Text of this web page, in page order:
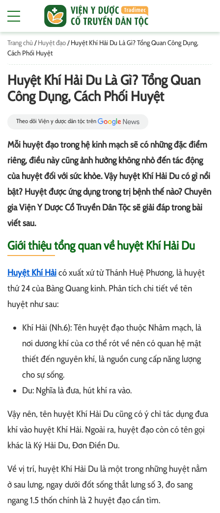
Trang chủ /Huyệt đạo/Huyệt Khí Hải Du Là Gì? Tổng Quan Công Dụng,
Cách Phối Huyệt
Huyệt Khí Hải Du Là Gì? Tổng Quan
Công Dụng, Cách Phối Huyệt
Theo dõi Viện y dược dân tộc trên
Mỗi huyệt đạo trong hệ kinh mạch sẽ có những đặc điểm
riêng, điều này cũng ảnh hưởng không nhỏ đến tác động
của huyệt đối với sức khỏe. Vậy huyệt Khí Hải Du có gì nổi
bật? Huyệt được ứng dụng trong trị bệnh thế nào? Chuyên
gia Viện Y Dược Cổ Truyền Dân Tộc sẽ giải đáp trong bài
viết sau.
Giới thiệu tổng quan về huyệt Khí Hải Du
Huyệt Khí Hảicó xuất xứ từ Thánh Huệ Phương, là huyệt
thứ 24 của Bàng Quang kinh. Phân tích chi tiết về tên
huyệt như sau:
Khí Hải (Nh.6): Tên huyệt đạo thuộc Nhâm mạch, là
nơi dương khí của cơ thể rót về nên có quan hệ mật
thiết đến nguyên khí, là nguồn cung cấp năng lượng
cho sự sống.
Du: Nghĩa là đưa, hút khí ra vào.
Vậy nên, tên huyệt Khí Hải Du cũng có ý chỉ tác dụng đưa
khí vào huyệt Khí Hải. Ngoài ra, huyệt đạo còn có tên gọi
khác là Ký Hải Du, Đơn Điền Du.
Về vị trí, huyệt Khí Hải Du là một trong những huyệt nằm
ở sau lưng, ngay dưới đốt sống thắt lưng số 3, đo sang
ngang 1.5 thốn chính là 2 huyệt đạo cần tìm.